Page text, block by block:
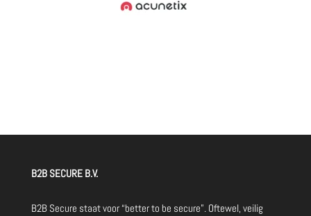
B2B SECURE B.V.
B2B Secure staat voor “better to be secure”. Oftewel, veilig